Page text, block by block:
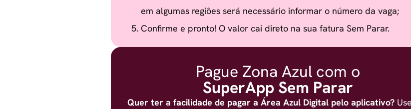
em algumas regiões será necessário informar o número da vaga;
Confirme e pronto! O valor cai direto na sua fatura Sem Parar.
Pague Zona Azul com o
SuperApp Sem Parar
Quer ter a facilidade de pagar a Área Azul Digital pelo aplicativo?